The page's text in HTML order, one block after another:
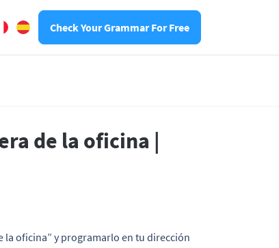
Check Your Grammar For Free
de la oficina |
la oficina” y programarlo en tu dirección